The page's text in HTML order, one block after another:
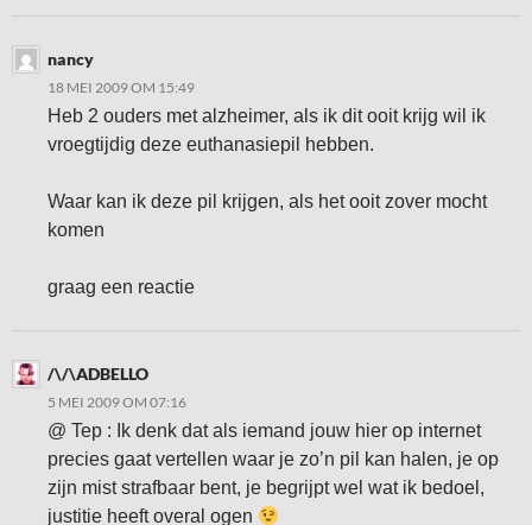
nancy
18 MEI 2009 OM 15:49
Heb 2 ouders met alzheimer, als ik dit ooit krijg wil ik
vroegtijdig deze euthanasiepil hebben.
Waar kan ik deze pil krijgen, als het ooit zover mocht
komen
graag een reactie
/\/\ADBELLO
5 MEI 2009 OM 07:16
@ Tep : Ik denk dat als iemand jouw hier op internet
precies gaat vertellen waar je zo’n pil kan halen, je op
zijn mist strafbaar bent, je begrijpt wel wat ik bedoel,
justitie heeft overal ogen